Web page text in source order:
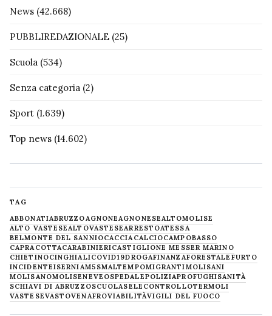
News (42.668)
PUBBLIREDAZIONALE (25)
Scuola (534)
Senza categoria (2)
Sport (1.639)
Top news (14.602)
TAG
ABBONATIABRUZZOAGNONEAGNONESEALTOMOLISE
ALTO VASTESEALTOVASTESEARRESTOATESSA
BELMONTE DEL SANNIOCACCIACALCIOCAMPOBASSO
CAPRACOTTACARABINIERICASTIGLIONE MESSER MARINO
CHIETINOCINGHIALICOVID19DROGAFINANZAFORESTALE FURTO
INCIDENTEISERNIAM5SMALTEMPOMIGRANTIMOLISANI
MOLISANOMOLISENEVE OSPEDALEPOLIZIAPROFUGHISANITÀ
SCHIAVI DI ABRUZZOSCUOLASELECONTROLLOTERMOLI
VASTESEVASTOVENAFROVIABILITÀVIGILI DEL FUOCO